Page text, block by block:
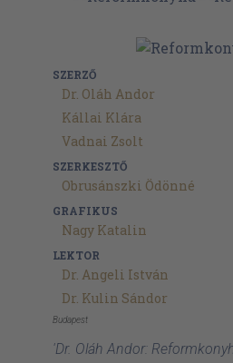
SZERZŐ
Dr. Oláh Andor
Kállai Klára
Vadnai Zsolt
SZERKESZTŐ
Obrusánszki Ödönné
GRAFIKUS
Nagy Katalin
LEKTOR
Dr. Angeli István
Dr. Kulin Sándor
Budapest
'Dr. Oláh Andor: